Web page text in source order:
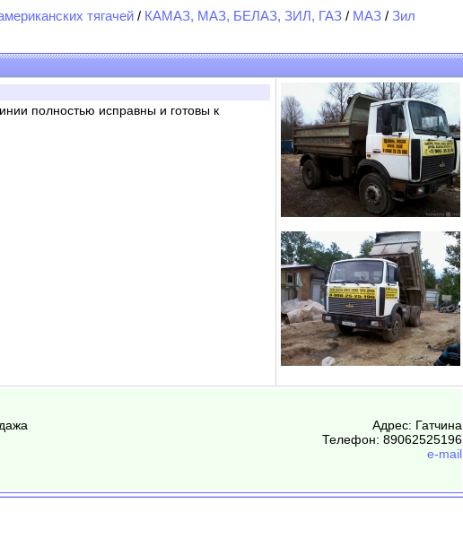
тягачей / КАМАЗ, МАЗ, БЕЛАЗ, ЗИЛ, ГАЗ / МАЗ / Зил
полностью исправны и готовы к
Адрес: Гатчина
Телефон: 89062525196
e-mail